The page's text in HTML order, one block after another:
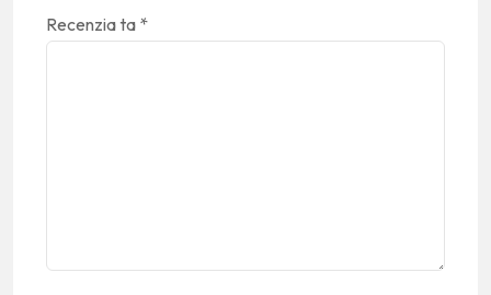
Recenzia ta *